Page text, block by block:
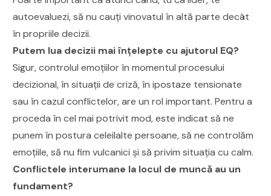
autoevaluezi, să nu cauți vinovatul în altă parte decât
în propriile decizii.
Putem lua decizii mai înțelepte cu ajutorul EQ?
Sigur, controlul emoțiilor în momentul procesului
decizional, în situații de criză, în ipostaze tensionate
sau în cazul conflictelor, are un rol important. Pentru a
proceda în cel mai potrivit mod, este indicat să ne
punem în postura celeilalte persoane, să ne controlăm
emoțiile, să nu fim vulcanici și să privim situația cu calm.
Conflictele interumane la locul de muncă au un
fundament?